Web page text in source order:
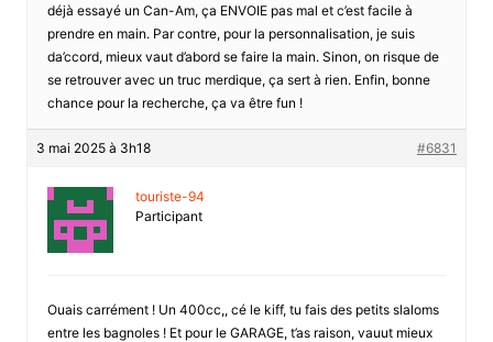
déjà essayé un Can-Am, ça ENVOIE pas mal et c’est facile à
prendre en main. Par contre, pour la personnalisation, je suis
da’ccord, mieux vaut d’abord se faire la main. Sinon, on risque de
se retrouver avec un truc merdique, ça sert à rien. Enfin, bonne
chance pour la recherche, ça va être fun !
3 mai 2025 à 3h18 #6831
touriste-94
Participant
Ouais carrément ! Un 400cc,, cé le kiff, tu fais des petits slaloms
entre les bagnoles ! Et pour le GARAGE, t’as raison, vauut mieux